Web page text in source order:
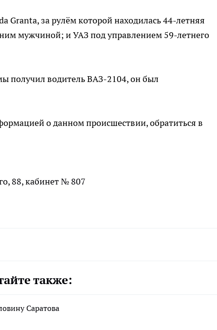
Granta, за рулём которой находилась 44-летняя
мужчиной; и УАЗ под управлением 59-летнего
получил водитель ВАЗ-2104, он был
о данном происшествии, обратиться в
88, кабинет № 807
также:
Саратова